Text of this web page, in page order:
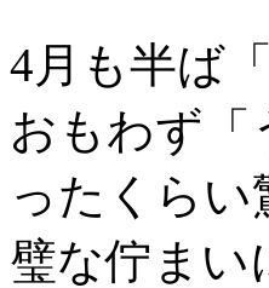
4月も半ば
おもわず「
ったくら
璧な佇まい